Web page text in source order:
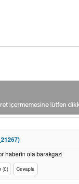
içermemesine lütfen
haberin ola barakgazi
(0) Cevapla